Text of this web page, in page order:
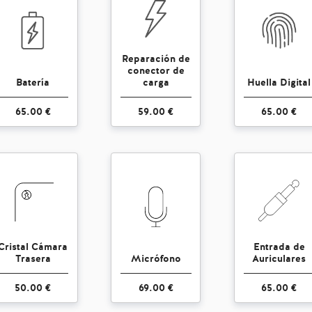
Batería
65.00 €
Reparación de
conector de
carga
59.00 €
Huella Digital
65.00 €
Cámara
Trasera
50.00 €
Micrófono
69.00 €
Entrada de
Auriculares
65.00 €